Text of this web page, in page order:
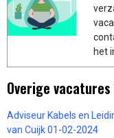
het
Overige
Adviseur Kabels en
van Cuijk 01-02-2024